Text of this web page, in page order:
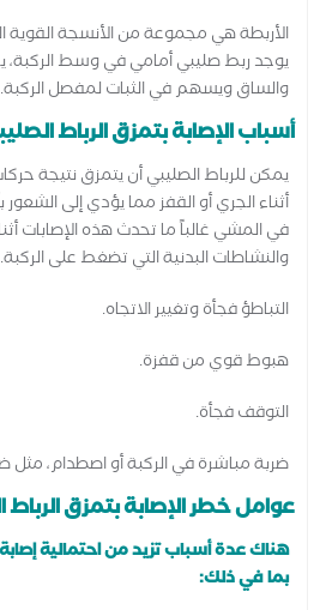
الأربطة هي مجموعة من الأنسجة القوية
يوجد ربط صليبي أمامي في وسط الركبة،
والساق ويسهم في الثبات لمفصل الركبة.
أسباب الإصابة بتمزق الرباط
يمكن للرباط الصليبي أن يتمزق نتيجة
أثناء الجري أو القفز مما يؤدي إلى
في المشي غالباً ما تحدث هذه الإصابات
والنشاطات البدنية التي تضغط على الركبة.
التباطؤ فجأة وتغيير الاتجاه.
هبوط قوي من قفزة.
التوقف فجأة.
ضربة مباشرة في الركبة أو اصطدام، مثل
عوامل خطر الإصابة بتمزق الرباط
هناك عدة أسباب تزيد من احتمالية إصابة
بما في ذلك: